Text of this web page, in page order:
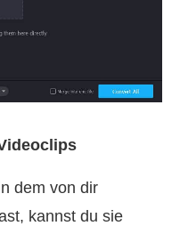
dem von dir
kannst du sie